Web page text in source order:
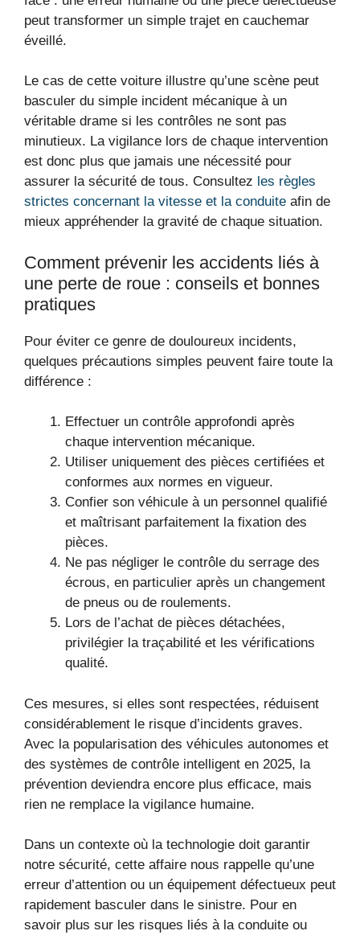
peut transformer un simple trajet en cauchemar
éveillé.
Le cas de cette voiture illustre qu’une scène peut
basculer du simple incident mécanique à un
véritable drame si les contrôles ne sont pas
minutieux. La vigilance lors de chaque intervention
est donc plus que jamais une nécessité pour
assurer la sécurité de tous. Consultez les règles
strictes concernant la vitesse et la conduite afin de
mieux appréhender la gravité de chaque situation.
Comment prévenir les accidents liés à
une perte de roue : conseils et bonnes
pratiques
Pour éviter ce genre de douloureux incidents,
quelques précautions simples peuvent faire toute la
différence :
Effectuer un contrôle approfondi après
chaque intervention mécanique.
Utiliser uniquement des pièces certifiées et
conformes aux normes en vigueur.
Confier son véhicule à un personnel qualifié
et maîtrisant parfaitement la fixation des
pièces.
Ne pas négliger le contrôle du serrage des
écrous, en particulier après un changement
de pneus ou de roulements.
Lors de l’achat de pièces détachées,
privilégier la traçabilité et les vérifications
qualité.
Ces mesures, si elles sont respectées, réduisent
considérablement le risque d’incidents graves.
Avec la popularisation des véhicules autonomes et
des systèmes de contrôle intelligent en 2025, la
prévention deviendra encore plus efficace, mais
rien ne remplace la vigilance humaine.
Dans un contexte où la technologie doit garantir
notre sécurité, cette affaire nous rappelle qu’une
erreur d’attention ou un équipement défectueux peut
rapidement basculer dans le sinistre. Pour en
savoir plus sur les risques liés à la conduite ou